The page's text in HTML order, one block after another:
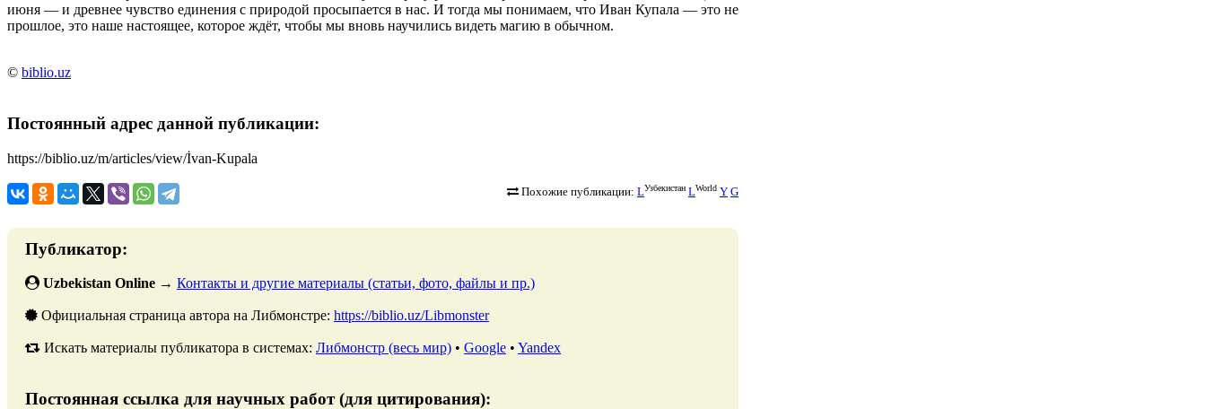
июня — и древнее чувство единения с природой просыпается в нас. И тогда мы понимаем, что Иван Купала — это не
прошлое, это наше настоящее, которое ждёт, чтобы мы вновь научились видеть магию в обычном.
© biblio.uz
Постоянный адрес данной публикации:
https://biblio.uz/m/articles/view/İvan-Kupala
Похожие публикации: LУзбекистан LWorld Y G
Публикатор:
Uzbekistan Online → Контакты и другие материалы (статьи, фото, файлы и пр.)
Официальная страница автора на Либмонстре: https://biblio.uz/Libmonster
Искать материалы публикатора в системах: Либмонстр (весь мир) • Google • Yandex
Постоянная ссылка для научных работ (для цитирования):